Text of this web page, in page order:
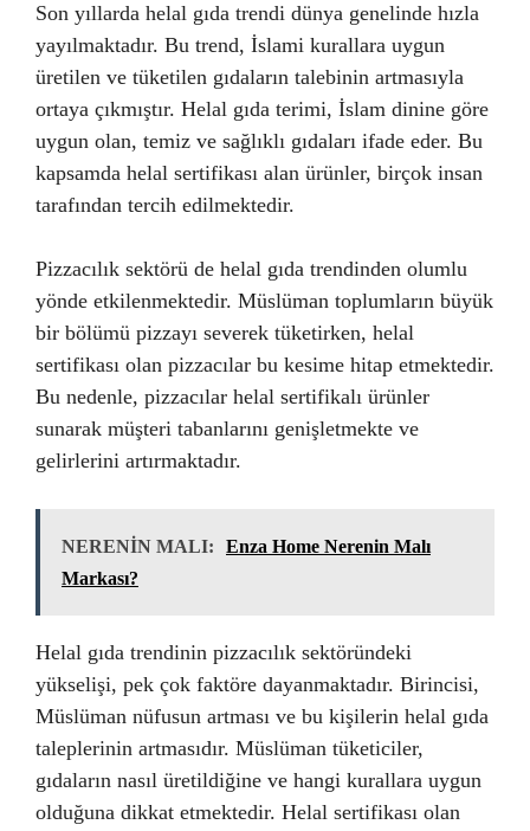
Son yıllarda helal gıda trendi dünya genelinde hızla
yayılmaktadır. Bu trend, İslami kurallara uygun
üretilen ve tüketilen gıdaların talebinin artmasıyla
ortaya çıkmıştır. Helal gıda terimi, İslam dinine göre
uygun olan, temiz ve sağlıklı gıdaları ifade eder. Bu
kapsamda helal sertifikası alan ürünler, birçok insan
tarafından tercih edilmektedir.
Pizzacılık sektörü de helal gıda trendinden olumlu
yönde etkilenmektedir. Müslüman toplumların büyük
bir bölümü pizzayı severek tüketirken, helal
sertifikası olan pizzacılar bu kesime hitap etmektedir.
Bu nedenle, pizzacılar helal sertifikalı ürünler
sunarak müşteri tabanlarını genişletmekte ve
gelirlerini artırmaktadır.
NERENİN MALI:
Enza Home Nerenin Malı
Markası?
Helal gıda trendinin pizzacılık sektöründeki
yükselişi, pek çok faktöre dayanmaktadır. Birincisi,
Müslüman nüfusun artması ve bu kişilerin helal gıda
taleplerinin artmasıdır. Müslüman tüketiciler,
gıdaların nasıl üretildiğine ve hangi kurallara uygun
olduğuna dikkat etmektedir. Helal sertifikası olan